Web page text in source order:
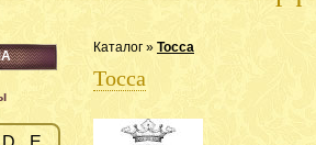
Каталог » Tocca
Tocca